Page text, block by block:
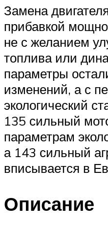
Замена
прибавкой
не с желанием
топлива или
параметры
изменений, а с
экологический
135 сильный
параметрам
а 143 сильный
вписывается в
Описание